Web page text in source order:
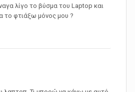
λίγο το βύσμα του Laptop και
το φτιάξω μόνος μου ?